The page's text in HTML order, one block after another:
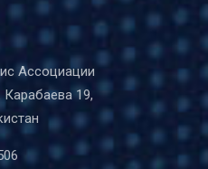
Ассоциации
Карабаева 19,